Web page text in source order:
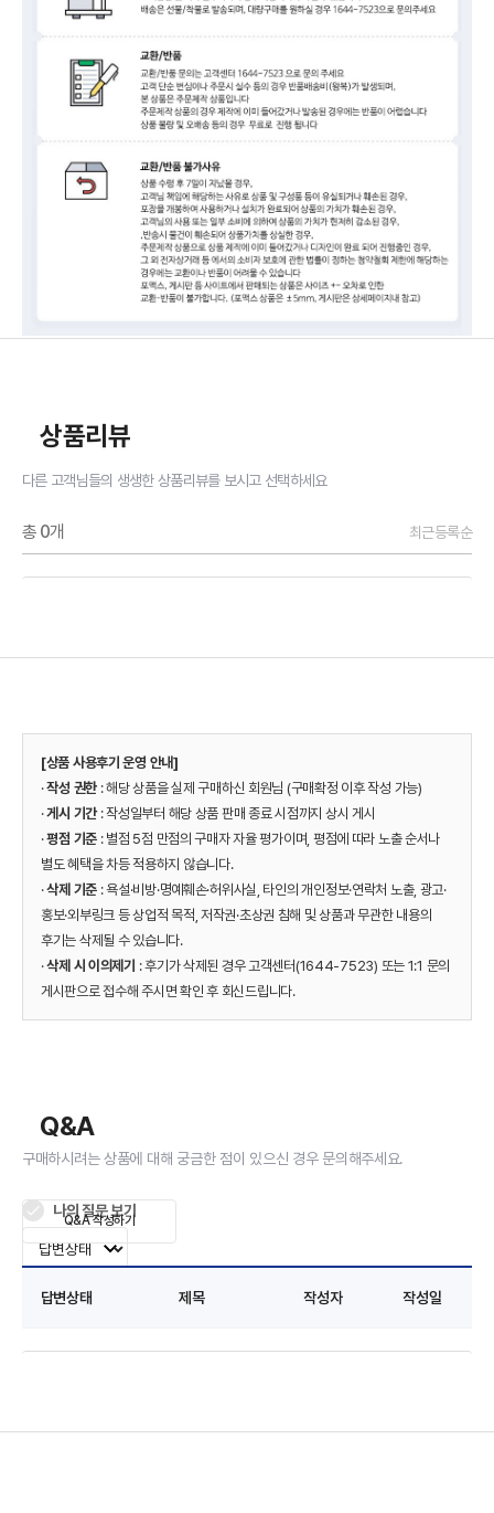
상품리뷰
다른 고객님들의 생생한 상품리뷰를 보시고 선택하세요
총 0개 최근등록순
[상품 사용후기 운영 안내]
·작성 권한 : 해당 상품을 실제 구매하신 회원님 (구매확정 이후 작성 가능)
·게시 기간: 작성일부터 해당 상품 판매 종료 시점까지 상시 게시
·평점 기준 : 별점 5점 만점의 구매자 자율 평가이며, 평점에 따라 노출 순서나
별도 혜택을 차등 적용하지 않습니다.
·삭제 기준 : 욕설·비방·명예훼손·허위사실, 타인의 개인정보·연락처 노출, 광고·
홍보·외부링크 등 상업적 목적, 저작권·초상권 침해 및 상품과 무관한 내용의
후기는 삭제될 수 있습니다.
·삭제 시 이의제기 : 후기가 삭제된 경우 고객센터(1644-7523) 또는 1:1 문의
게시판으로 접수해 주시면 확인 후 회신드립니다.
Q&A
구매하시려는 상품에 대해 궁금한 점이 있으신 경우 문의해주세요.
나의 질문 보기
답변상태 제목 작성자 작성일
Q&A 작성하기